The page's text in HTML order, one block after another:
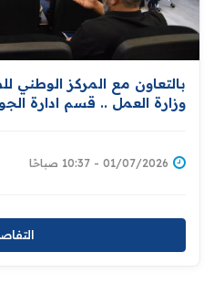
بالتعاون مع المركز الوطني
وزارة العمل .. ‏قسم ادارة
01/07/2026 - 10:37 صباحًا